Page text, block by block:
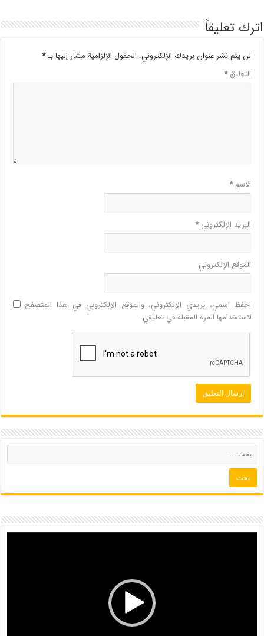
اترك تعليقاً
لن يتم نشر عنوان بريدك الإلكتروني. الحقول الإلزامية مشار إليها بـ*
التعليق*
الاسم*
البريد الإلكتروني*
الموقع الإلكتروني
احفظ اسمي، بريدي الإلكتروني، والموقع الإلكتروني في هذا المتصفح
لاستخدامها المرة المقبلة في تعليقي.